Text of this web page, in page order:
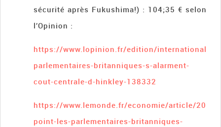
sécurité après Fukushima!) : 104;35 € selon
l’Opinion :
https://www.lopinion.fr/edition/international/
parlementaires-britanniques-s-alarment-
cout-centrale-d-hinkley-138332
https://www.lemonde.fr/economie/article/
point-les-parlementaires-britanniques-